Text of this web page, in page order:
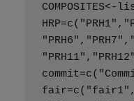
COMPOSITES<-